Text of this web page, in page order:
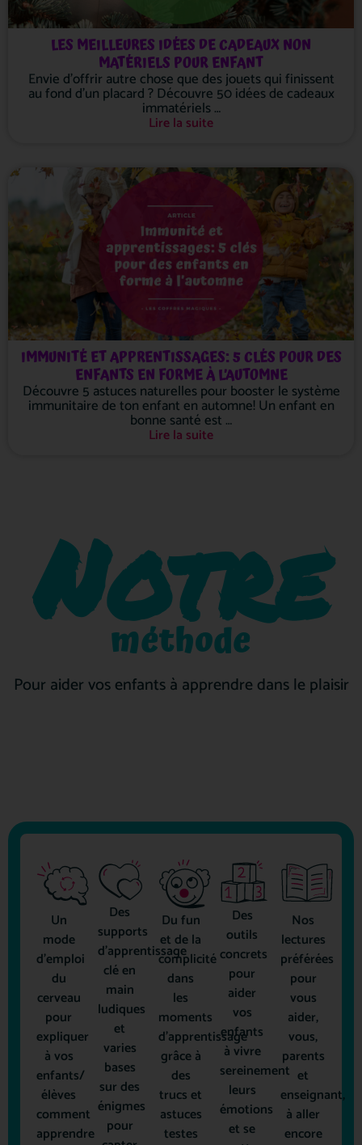
LES MEILLEURES IDÉES DE CADEAUX NON
MATÉRIELS POUR ENFANT
Envie d’offrir autre chose que des jouets qui finissent
au fond d’un placard ? Découvre 50 idées de cadeaux
immatériels …
Lire la suite
IMMUNITÉ ET APPRENTISSAGES: 5 CLÉS POUR DES
ENFANTS EN FORME À L’AUTOMNE
Découvre 5 astuces naturelles pour booster le système
immunitaire de ton enfant en automne! Un enfant en
bonne santé est …
Lire la suite
Notre
méthode
Pour aider vos enfants à apprendre dans le plaisir
Un
mode
d'emploi
du
cerveau
pour
expliquer
à vos
enfants/
élèves
comment
apprendre
Des
supports
d'apprentissage
clé en
main
ludiques
et
varies
bases
sur des
énigmes
pour
Du fun
et de la
complicité
dans
les
moments
d'apprentissage
grâce à
des
trucs et
astuces
testes
Des
outils
concrets
pour
aider
vos
enfants
à vivre
sereinement
leurs
émotions
et se
Nos
lectures
préférées
pour
vous
aider,
vous,
parents
et
enseignant,
à aller
encore